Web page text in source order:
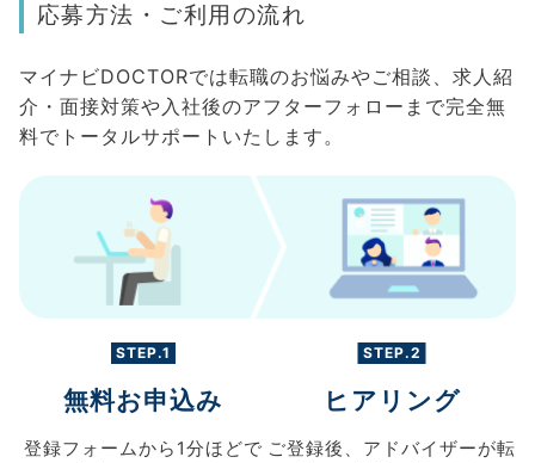
応募方法・ご利用の流れ
マイナビDOCTORでは転職のお悩みやご相談、求人紹
介・面接対策や入社後のアフターフォローまで完全無
料でトータルサポートいたします。
STEP.1
無料お申込み
登録フォームから 1分ほどで
STEP.2
ヒアリング
ご登録後、 アドバイザーが転